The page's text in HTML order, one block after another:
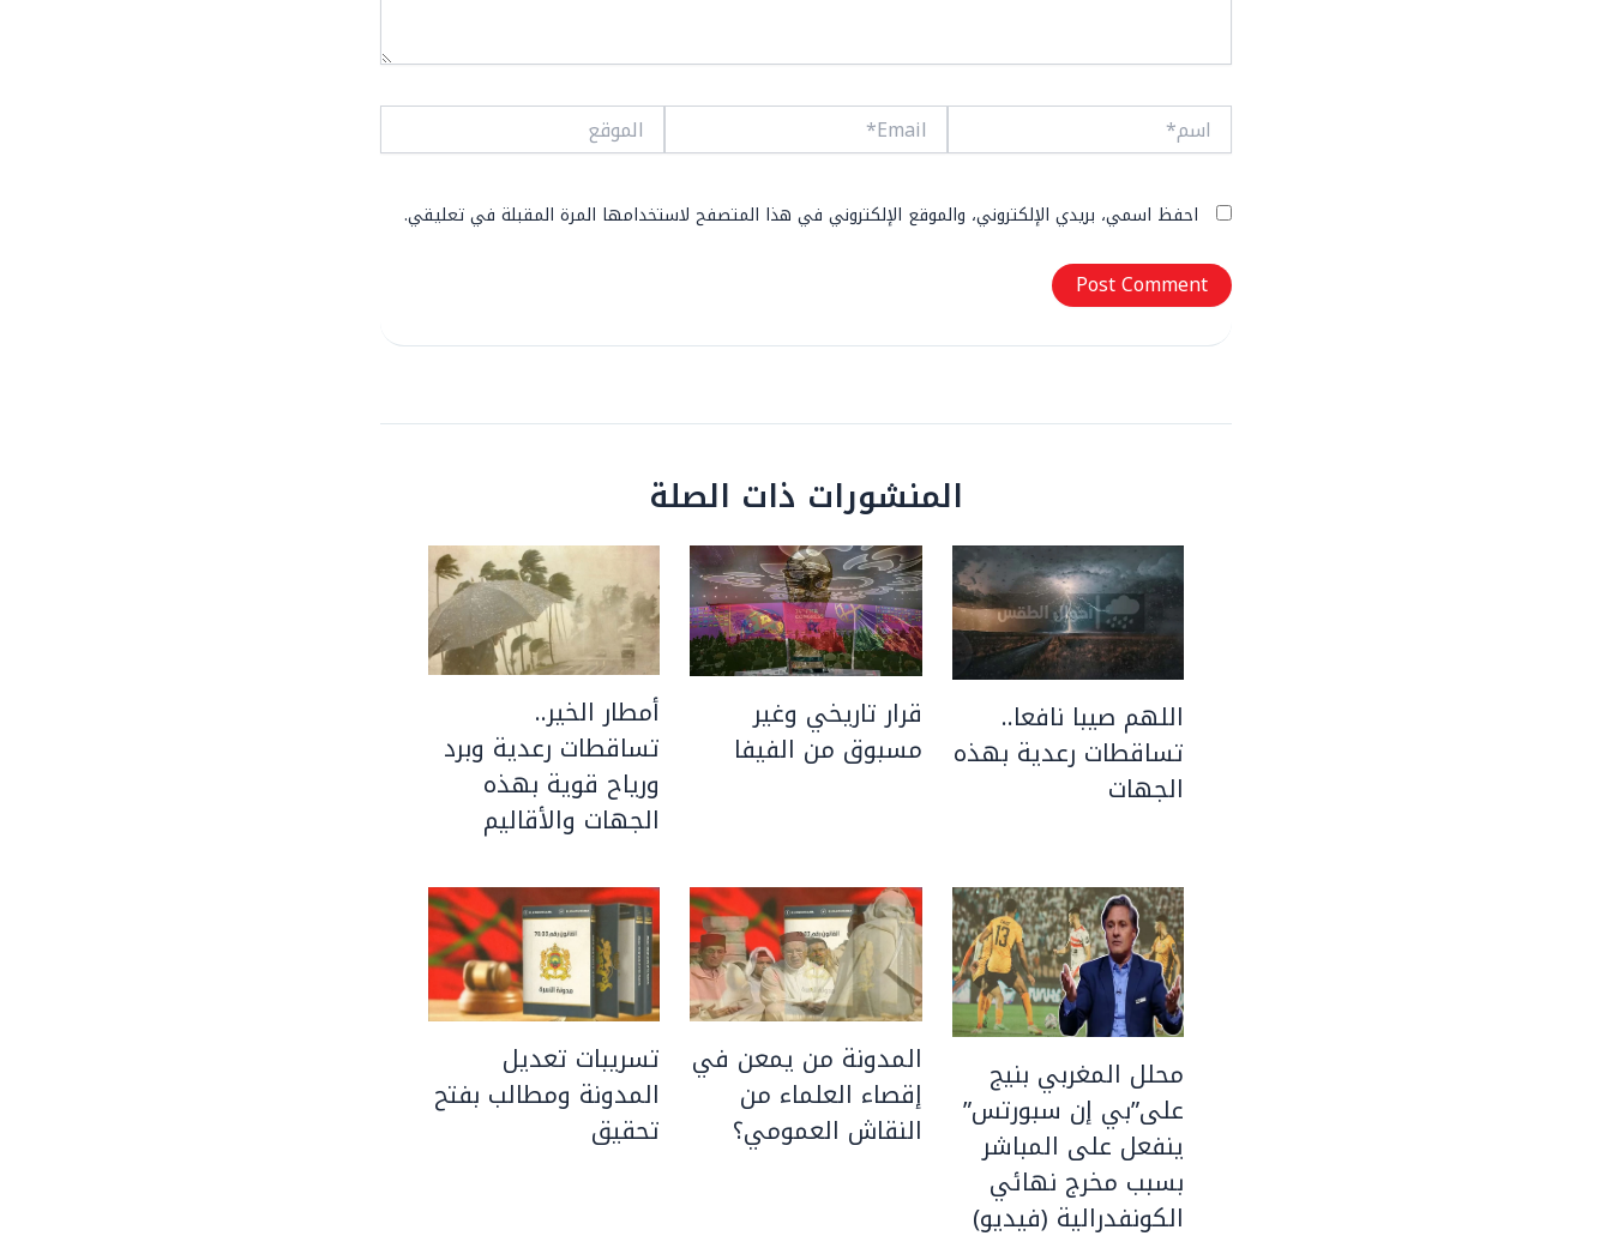
اسم* Email* الموقع
احفظ اسمي، بريدي الإلكتروني، والموقع الإلكتروني في هذا المتصفح لاستخدامها المرة المقبلة في تعليقي.
المنشورات ذات الصلة
اللهم صيبا نافعا..
تساقطات رعدية بهذه
الجهات
قرار تاريخي وغير
مسبوق من الفيفا
أمطار الخير..
تساقطات رعدية وبرد
ورياح قوية بهذه
الجهات والأقاليم
محلل المغربي بنيج
على”بي إن سبورتس”
ينفعل على المباشر
بسبب مخرج نهائي
الكونفدرالية (فيديو)
المدونة من يمعن في
إقصاء العلماء من
النقاش العمومي؟
تسريبات تعديل
المدونة ومطالب بفتح
تحقيق